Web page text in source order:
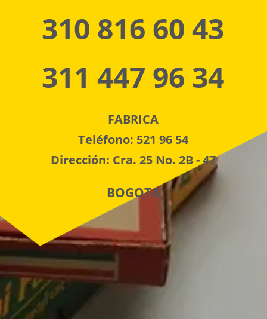
310 816 60 43
311 447 96 34
FABRICA
Teléfono: 521 96 54
Dirección: Cra. 25 No. 2B - 47
BOGOTA